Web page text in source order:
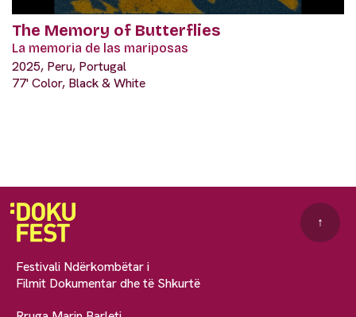
The Memory of Butterflies
La memoria de las mariposas
2025, Peru, Portugal
77' Color, Black & White
Festivali Ndërkombëtar i
Filmit Dokumentar dhe të Shkurtë
↑